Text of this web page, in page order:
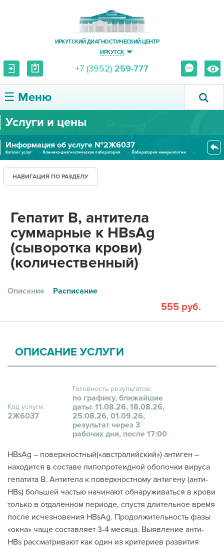
ИРКУТСКИЙ ДИАГНОСТИЧЕСКИЙ ЦЕНТР
ИРКУТСК
+7 (3952) 259-777
☰ Меню
О ЦЕНТРЕ
УСЛУГИ И ЦЕНЫ
ПАЦИЕНТУ
ПРАВОВАЯ ИНФОРМАЦИЯ
Услуги и цены
Информация об услуге №2Ж6037
Каталог услуг Клинико-диагностическая лаборатория
Лаборатория иммунологии
НАВИГАЦИЯ ПО РАЗДЕЛУ
Гепатит В, антитела
суммарные к HBsAg
(сыворотка крови)
(количественный)
Описание Расписание
555 руб.
ОПИСАНИЕ УСЛУГИ
Код услуги:
2Ж6037
Готовность результатов:
по графику, ближайшие
даты: 11.08.26, 18.08.26,
25.08.26, 01.09.26,
результат через 3
рабочих дня, после 17:00
HBsAg – поверхностный(«австралийский») антиген –
находится в составе липопротеидной оболочки вируса
гепатита В. Антитела к поверхностному антигену (анти-
HBs) большей частью начинают обнаруживаться в крови
только в отдаленном периоде, спустя длительное время
после исчезновения HBsAg. Продолжительность фазы
«окна» чаще составляет 3-4 месяца. Выявление анти-
HBs рассматривают как один из критериев развития